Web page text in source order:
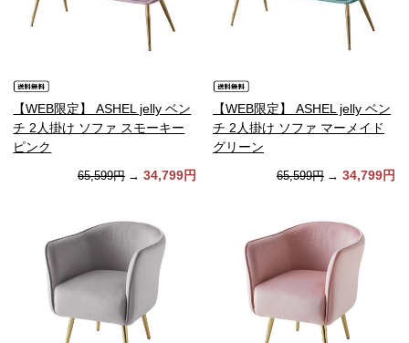
【WEB限定】 ASHEL jelly ベン
チ 2人掛け ソファ スモーキー
ピンク
65,599円 → 34,799円
【WEB限定】 ASHEL jelly ベン
チ 2人掛け ソファ マーメイド
グリーン
65,599円 → 34,799円